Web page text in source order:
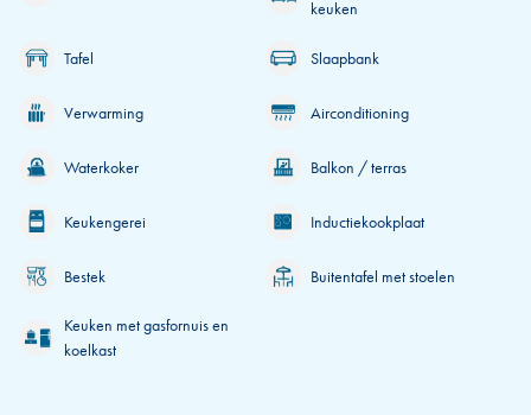
keuken
Tafel Slaapbank
Verwarming Airconditioning
Waterkoker Balkon / terras
Keukengerei Inductiekookplaat
Bestek Buitentafel met stoelen
Keuken met gasfornuis en
koelkast